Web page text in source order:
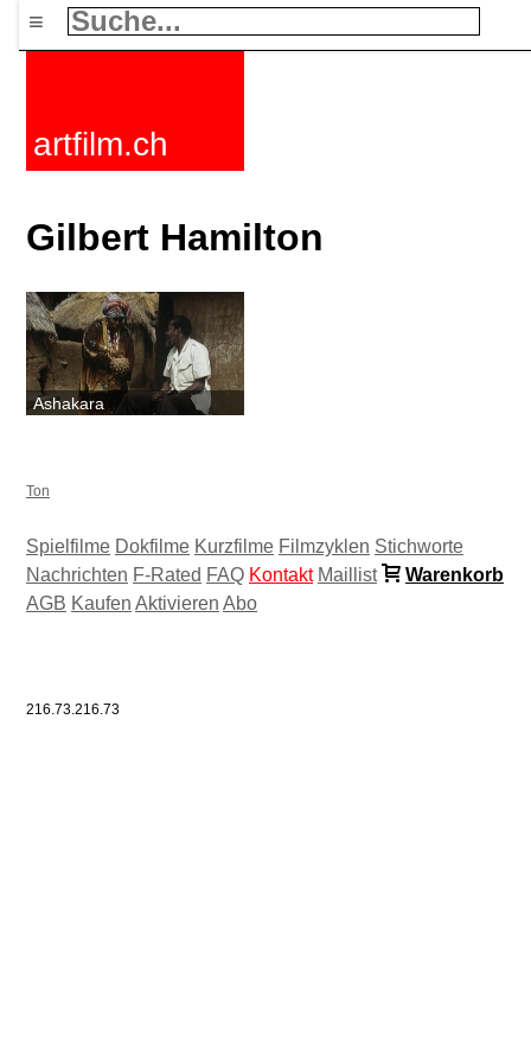
≡
artfilm.ch
Gilbert Hamilton
Ashakara
Ton
Spielfilme Dokfilme Kurzfilme Filmzyklen Stichworte
Nachrichten F-Rated FAQ Kontakt Maillist
Warenkorb
AGB Kaufen Aktivieren Abo
216.73.216.73